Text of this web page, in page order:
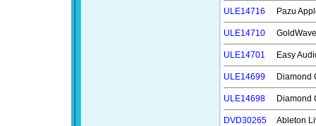
ULE14716 Pazu
ULE14710
ULE14701 Easy
ULE14699 Diamond
ULE14698 Diamond
DVD30265 Ableton